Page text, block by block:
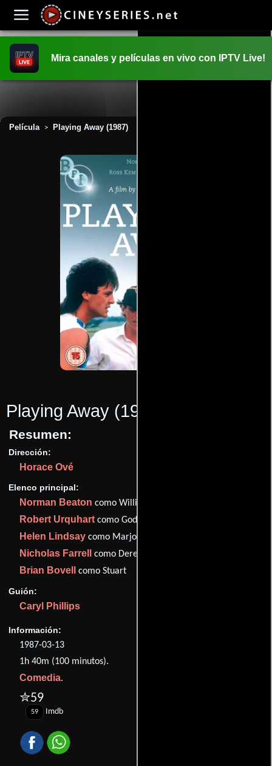
Mira canales y películas en vivo con IPTV Live!
Película > Playing Away (1987)
Playing Away (1987)
Resumen:
Dirección:
Horace Ové
Elenco principal:
Norman Beaton como Willie-Boy
Robert Urquhartcomo Godfrey
Helen Lindsay como Marjorie
Nicholas Farrell como Derek
Brian Bovell como Stuart
Guión:
Caryl Phillips
Información:
1987-03-13
1h 40m (100 minutos).
Comedia.
✮59
59 Imdb